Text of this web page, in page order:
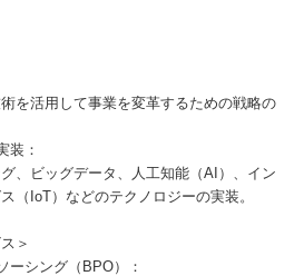
を活用して事業を変革するための戦略の
装：
、ビッグデータ、人工知能（AI）、イン
（IoT）などのテクノロジーの実装。
＞
ーシング（BPO）：